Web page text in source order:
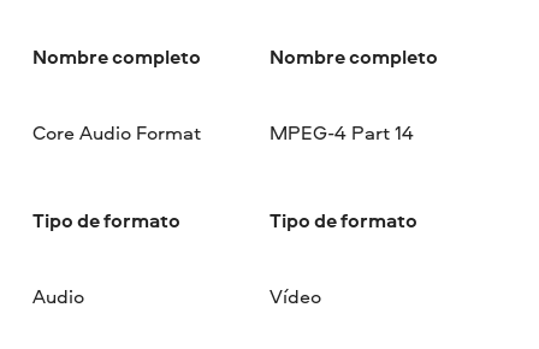
Nombre completo
Core Audio Format
Tipo de formato
Audio
Nombre completo
MPEG-4 Part 14
Tipo de formato
Vídeo